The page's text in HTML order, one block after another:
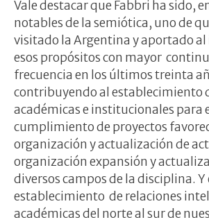
Vale destacar que Fabbri ha sido,
notables de la semiótica, uno de
visitado la Argentina y aportado
esos propósitos con mayor
frecuencia en los últimos treinta
contribuyendo al establecimiento
académicas e institucionales para
cumplimiento de proyectos
organización y actualización de
organización expansión y
diversos campos de la disciplina. Y
establecimiento de relaciones
académicas del norte al sur de